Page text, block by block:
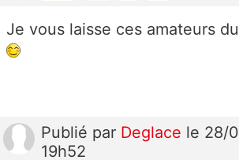
Je vous laisse ces amateurs
Publié par Deglace le 28/
19h52